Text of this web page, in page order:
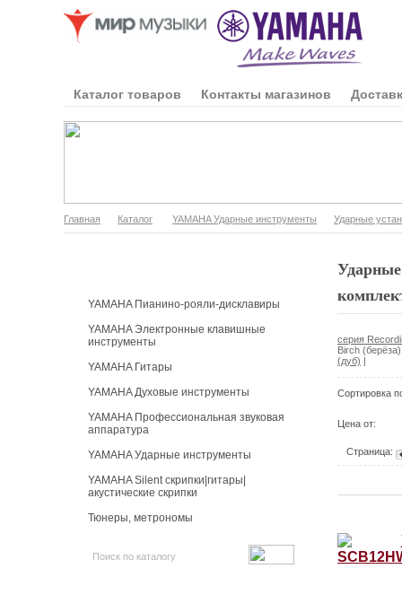
Каталог товаров Контакты магазинов
Главная Каталог YAMAHA Ударные инструменты Ударные
YAMAHA Пианино-рояли-дисклавиры
YAMAHA Электронные клавишные
инструменты
YAMAHA Гитары
YAMAHA Духовые инструменты
YAMAHA Профессиональная звуковая
аппаратура
YAMAHA Ударные инструменты
YAMAHA Silent скрипки|гитары|
акустические скрипки
Тюнеры, метрономы
Ударные
серия
Birch
(дуб) |
Сортировка
Цена от:
Страница: